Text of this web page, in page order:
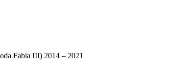
Fabia III) 2014 – 2021